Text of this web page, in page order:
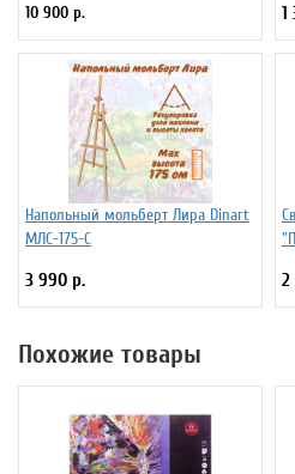
10 900 р.
1
Напольный мольберт Лира Dinart
МЛС-175-С
3 990 р. 2
Похожие товары